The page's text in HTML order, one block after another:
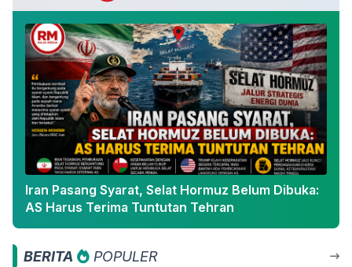
Iran Pasang Syarat, Selat Hormuz Belum Dibuka:
AS Harus Terima Tuntutan Tehran
BERITA POPULER